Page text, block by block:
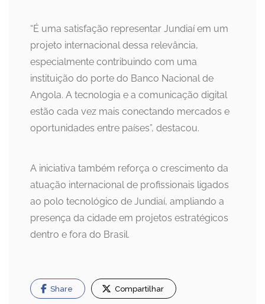
“É uma satisfação representar Jundiaí em um
projeto internacional dessa relevância,
especialmente contribuindo com uma
instituição do porte do Banco Nacional de
Angola. A tecnologia e a comunicação digital
estão cada vez mais conectando mercados e
oportunidades entre países”, destacou.
A iniciativa também reforça o crescimento da
atuação internacional de profissionais ligados
ao polo tecnológico de Jundiaí, ampliando a
presença da cidade em projetos estratégicos
dentro e fora do Brasil.
Share Compartilhar